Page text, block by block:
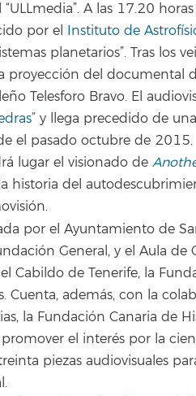
A las 17.20
por el Instituto de
planetarios”. Tras los
proyección del documental
Telesforo Bravo. El
y llega precedido de
el pasado octubre de 2015.
lugar el visionado de
historia del
por el Ayuntamiento de
General, y el Aula de
Cabildo de Tenerife, la
Cuenta, además, con la
la Fundación Canaria de
el interés por la
piezas audiovisuales